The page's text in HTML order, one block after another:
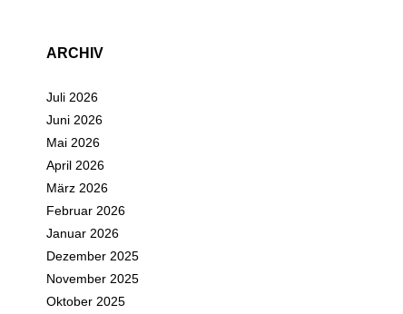
ARCHIV
Juli 2026
Juni 2026
Mai 2026
April 2026
März 2026
Februar 2026
Januar 2026
Dezember 2025
November 2025
Oktober 2025